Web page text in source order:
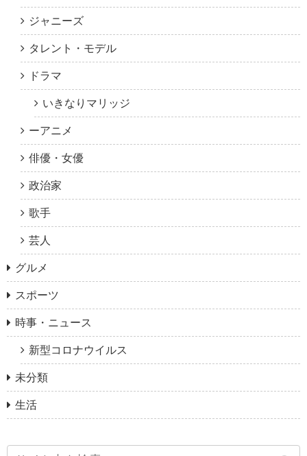
ジャニーズ
タレント・モデル
ドラマ
いきなりマリッジ
ーアニメ
俳優・女優
政治家
歌手
芸人
グルメ
スポーツ
時事・ニュース
新型コロナウイルス
未分類
生活